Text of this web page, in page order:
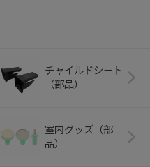
チャイルドシート
（部品）
室内グッズ（部
品）